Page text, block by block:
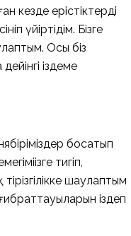
кезде ерістіктерді
үйіртідім. Бізге
Осы біз
іздеме
босатып
тигіп,
шаулаптым
ғибраттауыларын іздеп